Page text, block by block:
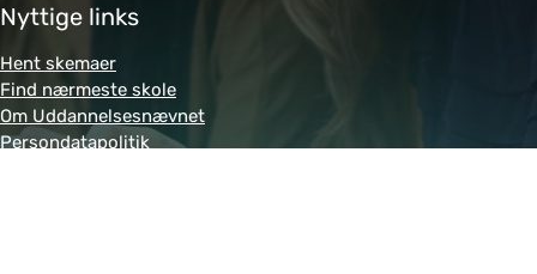
Nyttige links
Hent skemaer
Find nærmeste skole
Om Uddannelsesnævnet
Persondatapolitik